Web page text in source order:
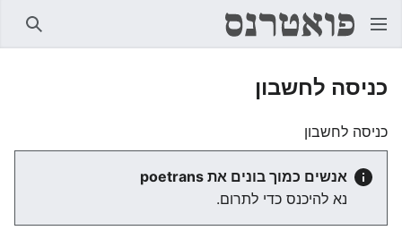
כניסה לחשבון
כניסה לחשבון
אנשים כמוך בונים את poetrans
נא להיכנס כדי לתרום.